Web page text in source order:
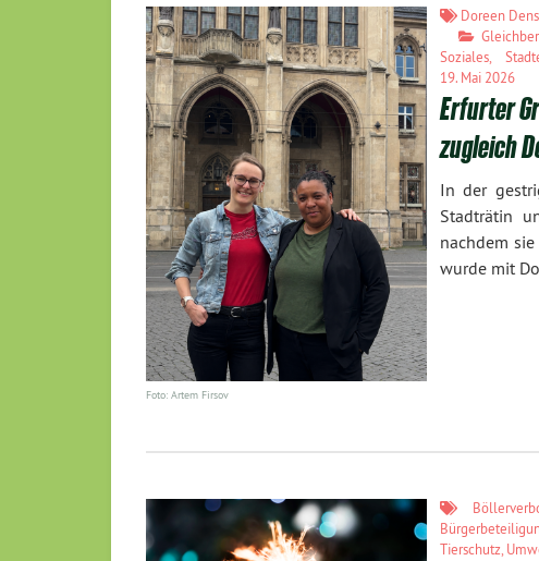
Foto: Artem Firsov
Doreen
Soziales,
19. Mai 2026
Erfurter
zugleich
In der
Stadträtin
nachdem
wurde mit
Tierschutz,